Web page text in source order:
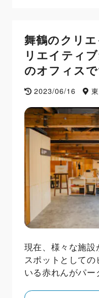
舞鶴のクリ
リエイティ
のオフィス
2023/06/16
現在、様々な施
スポットとして
いる赤れんがパ